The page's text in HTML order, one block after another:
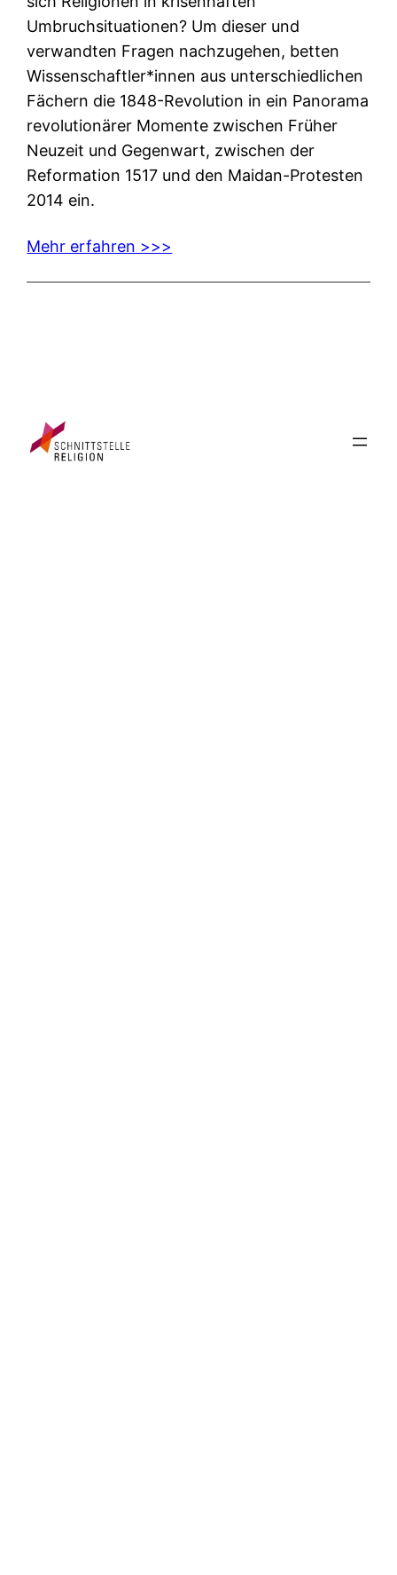
Umbruchsituationen? Um dieser und
verwandten Fragen nachzugehen, betten
Wissenschaftler*innen aus unterschiedlichen
Fächern die 1848-Revolution in ein Panorama
revolutionärer Momente zwischen Früher
Neuzeit und Gegenwart, zwischen der
Reformation 1517 und den Maidan-Protesten
2014 ein.
Mehr erfahren >>>